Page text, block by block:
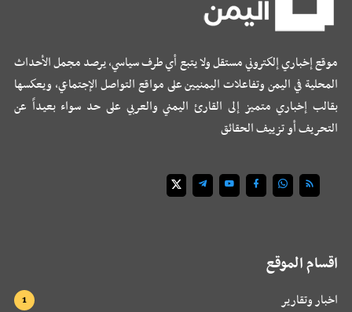
موقع إخباري إلكتروني مستقل ولا يتبع أي طرف سياسي، يرصد مجمل الأحداث
المحلية في اليمن وتفاعلات اليمنيين على مواقع التواصل الإجتماعي، ويعكسها
بقالب إخباري متميز إلى القارئ اليمني والعربي على حد سواء بعيداً عن
التحريف أو تزييف الحقائق
اقسام الموقع
اخبار وتقارير